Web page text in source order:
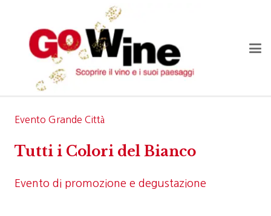
Evento Grande Città
Tutti i Colori del Bianco
Evento di promozione e degustazione